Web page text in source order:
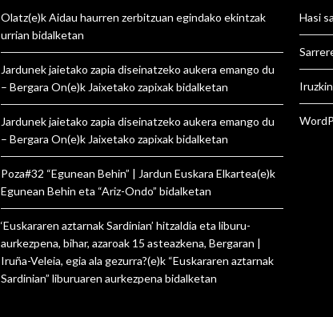
Olatz(e)kAidau haurren zerbitzuan egindako ekintzak
urrian bidalketan
Jardunek jaietako zapia diseinatzeko aukera emango du
– Bergara On(e)k Jaixetako zapixakbidalketan
Jardunek jaietako zapia diseinatzeko aukera emango du
– Bergara On(e)k Jaixetako zapixakbidalketan
Poza#32 “Egunean Behin” | Jardun Euskara Elkartea(e)k
Egunean Behin eta “Ariz-Ondo” bidalketan
‘Euskararen aztarnak Sardinian’ hitzaldia eta liburu-
aurkezpena, bihar, azaroak 15 asteazkena, Bergaran |
Iruña-Veleia, egia ala gezurra?(e)k “Euskararen aztarnak
Sardinian” liburuaren aurkezpena bidalketan
Hasi